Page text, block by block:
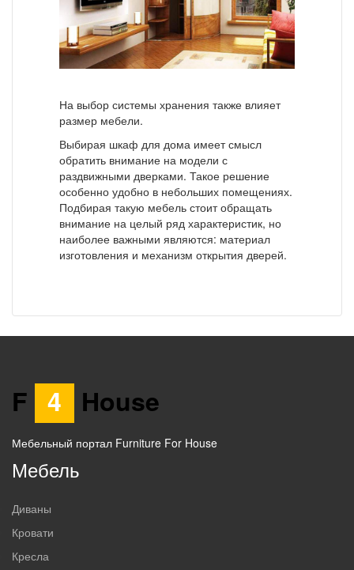
На выбор системы хранения также влияет
размер мебели.
Выбирая шкаф для дома имеет смысл
обратить внимание на модели с
раздвижными дверками. Такое решение
особенно удобно в небольших помещениях.
Подбирая такую мебель стоит обращать
внимание на целый ряд характеристик, но
наиболее важными являются: материал
изготовления и механизм открытия дверей.
F 4 House
Мебельный портал Furniture For House
Мебель
Диваны
Кровати
Кресла